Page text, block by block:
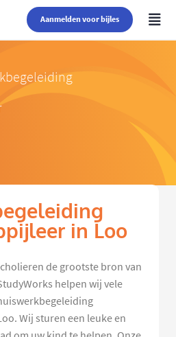
Aanmelden voor bijles
in Loo
de grootste bron van
helpen wij vele
Wij sturen een leuke en